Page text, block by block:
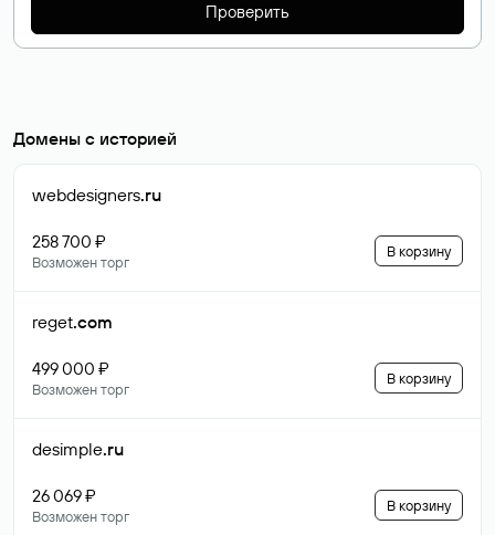
Проверить
Домены с историей
webdesigners.ru
258 700 ₽
Возможен торг
В корзину
reget.com
499 000 ₽
Возможен торг
В корзину
desimple.ru
26 069 ₽
Возможен торг
В корзину